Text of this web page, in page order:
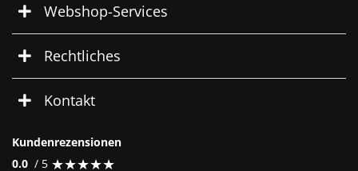
Webshop-Services
Rechtliches
Kontakt
Kundenrezensionen
0.0 / 5 ★★★★★
★★★★★